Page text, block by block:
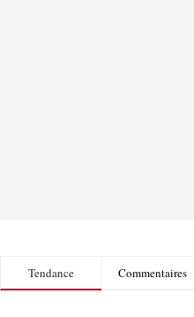
Tendance Commentaires